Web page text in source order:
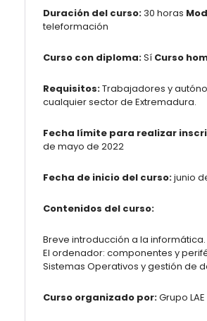
Duración del curso: 30 horas
teleformación
Curso con diploma:Sí Curso
Requisitos:Trabajadores y
cualquier sector de Extremadura.
Fecha límite para realizar
de mayo de 2022
Fecha de inicio del curso:junio
Contenidos del curso:
Breve introducción a la informática.
El ordenador: componentes y
Sistemas Operativos y gestión de
Curso organizado por:Grupo LAE